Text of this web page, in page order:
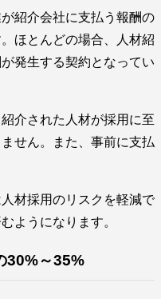
紹介会社に支払う報酬の
ほとんどの場合、人材紹
発生する契約となってい
介された人材が採用に至
せん。また、事前に支払
材採用のリスクを軽減で
ようになります。
30%～35%